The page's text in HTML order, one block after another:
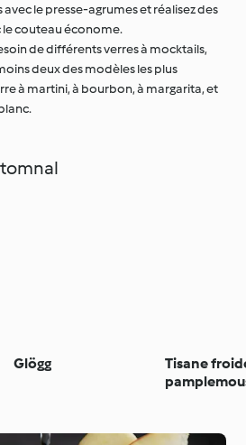
avec le presse-agrumes et réalisez des
couteau économe.
de différents verres à mocktails,
deux des modèles les plus
à martini, à bourbon, à margarita, et
Glögg
Tisane